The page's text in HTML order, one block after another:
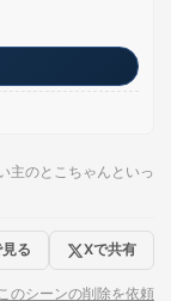
主のとこちゃんといっ
る Xで共有
のシーンの削除を依頼